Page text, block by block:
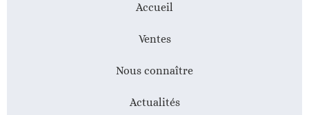
Accueil
Ventes
Nous connaître
Actualités